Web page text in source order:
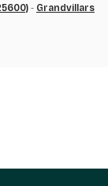
- Grandvillars